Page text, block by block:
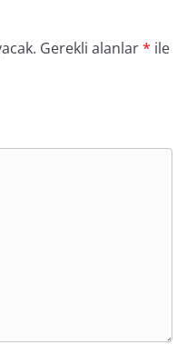
Gerekli alanlar* ile